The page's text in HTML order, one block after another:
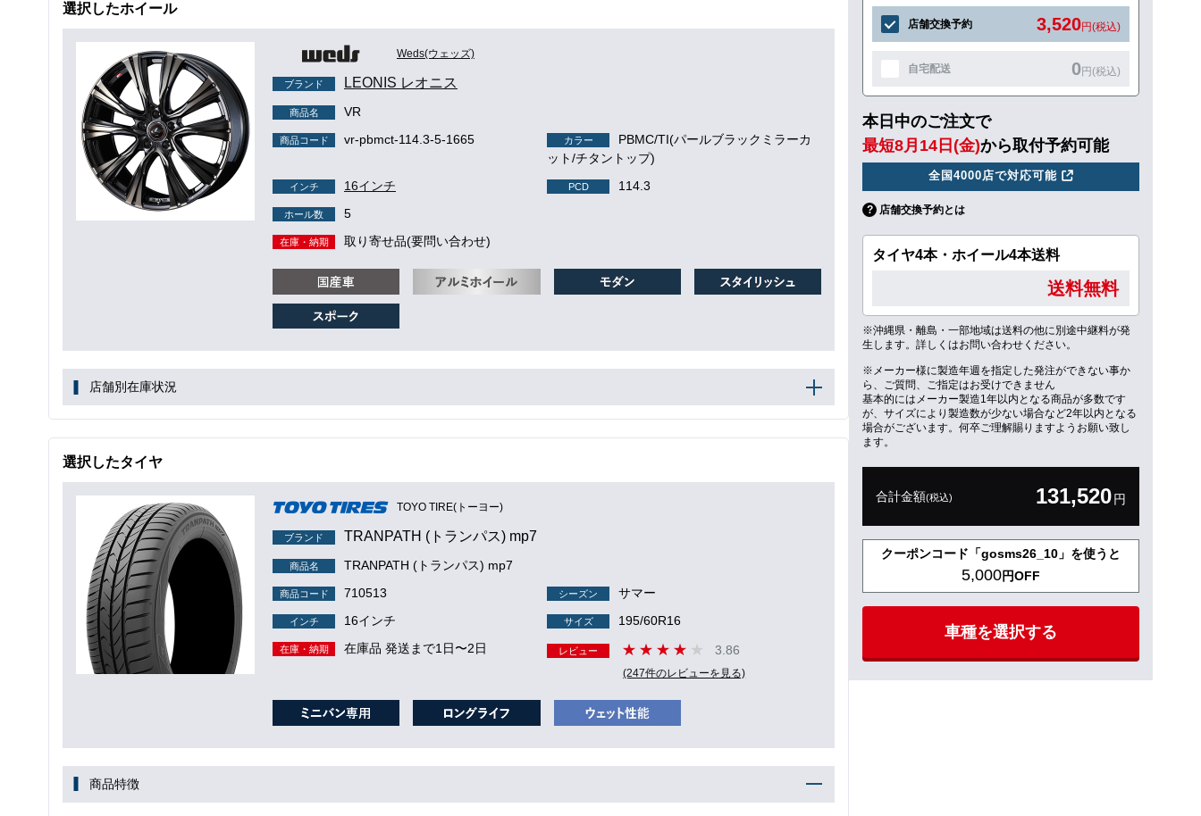
選択したホイール
Weds(ウェッズ)
ブランド LEONIS レオニス
商品名 VR
商品コード vr-pbmct-114.3-5-1665 カラー
PBMC/TI(パールブラックミラーカ
ット/チタントップ)
インチ 16インチ PCD 114.3
ホール数 5
在庫・納期 取り寄せ品(要問い合わせ)
店舗別在庫状況
選択したタイヤ
TOYO TIRE(トーヨー)
ブランド TRANPATH (トランパス) mp7
商品名 TRANPATH (トランパス) mp7
商品コード 710513 シーズン サマー
インチ 16インチ サイズ 195/60R16
在庫・納期 在庫品 発送まで1日〜2日 レビュー 3.86
(247件のレビューを見る)
商品特徴
店舗交換予約 3,520円(税込)
自宅配送 0円(税込)
本日中のご注文で
最短8月14日(金)から取付予約可能
全国4000店で対応可能
店舗交換予約とは
タイヤ4本・ホイール4本送料
送料無料
※沖縄県・離島・一部地域は送料の他に別途中継料が発
生します。詳しくはお問い合わせください。
※メーカー様に製造年週を指定した発注ができない事か
ら、ご質問、ご指定はお受けできません
基本的にはメーカー製造1年以内となる商品が多数です
が、サイズにより製造数が少ない場合など2年以内となる
場合がございます。何卒ご理解賜りますようお願い致し
ます。
合計金額(税込) 131,520円
クーポンコード「gosms26_10」を使うと
5,000円OFF
車種を選択する